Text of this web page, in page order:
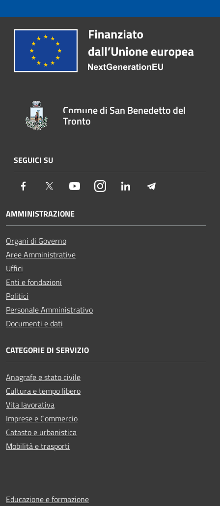
Comune di San Benedetto del
Tronto
SEGUICI SU
Facebook Twitter YoutubeInstagramLinkedIn
AMMINISTRAZIONE
Organi di Governo
Aree Amministrative
Uffici
Enti e fondazioni
Politici
Personale Amministrativo
Documenti e dati
CATEGORIE DI SERVIZIO
Anagrafe e stato civile
Cultura e tempo libero
Vita lavorativa
Imprese e Commercio
Catasto e urbanistica
Mobilità e trasporti
Educazione e formazione